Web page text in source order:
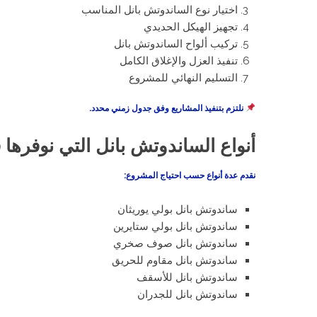
اختيار نوع الساندوتش بانل المناسب
تجهيز الهيكل الحديدي
تركيب ألواح الساندوتش بانل
تنفيذ العزل والإغلاق الكامل
التسليم النهائي للمشروع
نلتزم بتنفيذ المشاريع وفق جدول زمني محدد.
أنواع الساندوتش بانل التي
نقدم عدة أنواع حسب احتياج المشروع:
ساندوتش بانل بولي يوريثان
ساندوتش بانل بولي ستايرين
ساندوتش بانل صوف صخري
ساندوتش بانل مقاوم للحريق
ساندوتش بانل للأسقف
ساندوتش بانل للجدران